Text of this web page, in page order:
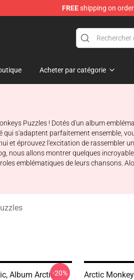
FREEshipping on
Acheter par catégorie
Puzzles ! Dotés d'un album
s'adaptent parfaitement ensemble,
et éprouvez l'excitation de rassembler
nous allons montrer quelques
emblématiques de leurs chansons.
Album Arctic-20%
Arctic